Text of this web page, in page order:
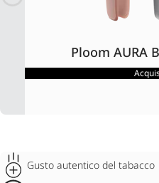
Ploom AURA
Gusto autentico del tabacco